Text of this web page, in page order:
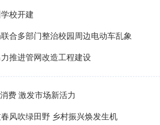
校开建
合多部门整治校园周边电动车乱象
推进管网改造工程建设
费 激发市场新活力
风吹绿田野 乡村振兴焕发生机